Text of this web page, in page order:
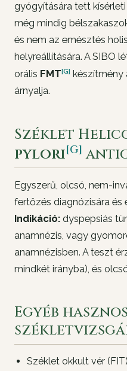
gyógyítására tett
még mindig
és nem az emésztés
helyreállítására. A SIBO
orális FMT[G] készítmény
árnyalja.
Széklet
pylori[G]
Egyszerű, olcsó, nem-
fertőzés diagnózisára és
Indikáció: dyspepsiás
anamnézis, vagy
anamnézisben. A teszt
mindkét irányba), és
Egyéb hasznos
Széklet okkult vér